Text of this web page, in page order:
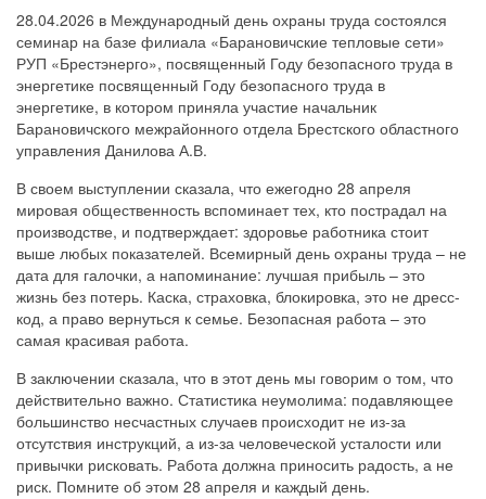
i
n
28.04.2026 в Международный день охраны труда состоялся
семинар на базе филиала «Барановичские тепловые сети»
РУП «Брестэнерго», посвященный Году безопасного труда в
энергетике посвященный Году безопасного труда в
энергетике, в котором приняла участие начальник
Барановичского межрайонного отдела Брестского областного
управления Данилова А.В.
В своем выступлении сказала, что ежегодно 28 апреля
мировая общественность вспоминает тех, кто пострадал на
производстве, и подтверждает: здоровье работника стоит
выше любых показателей. Всемирный день охраны труда – не
дата для галочки, а напоминание: лучшая прибыль – это
жизнь без потерь. Каска, страховка, блокировка, это не дресс-
код, а право вернуться к семье. Безопасная работа – это
самая красивая работа.
В заключении сказала, что в этот день мы говорим о том, что
действительно важно. Статистика неумолима: подавляющее
большинство несчастных случаев происходит не из-за
отсутствия инструкций, а из-за человеческой усталости или
привычки рисковать. Работа должна приносить радость, а не
риск. Помните об этом 28 апреля и каждый день.